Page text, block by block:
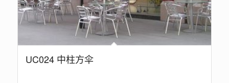
UC024 中柱方伞